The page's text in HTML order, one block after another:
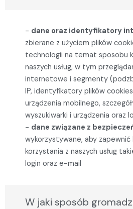
- dane oraz identyfikatory
zbierane z użyciem plików
technologii na temat sposobu
naszych usług, w tym
internetowe i segmenty
IP, identyfikatory plików
urządzenia mobilnego,
wyszukiwarki i urządzenia oraz
- dane związane z
wykorzystywane, aby
korzystania z naszych usług
login oraz e-mail
W jaki sposób